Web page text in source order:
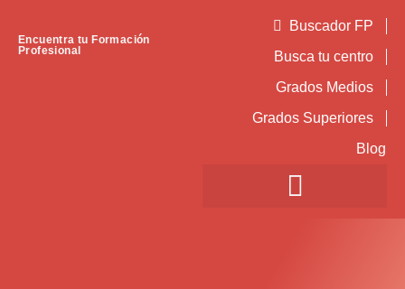
Encuentra tu Formación
Profesional
Buscador FP
Busca tu centro
Grados Medios
Grados Superiores
Blog